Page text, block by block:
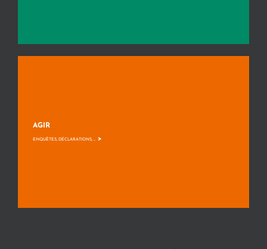
AGIR
ENQUÊTES, DÉCLARATIONS, ... >